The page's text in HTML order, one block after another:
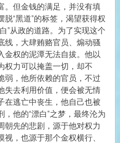
。但金钱的满足，并没有填
“黑道”的标签，渴望获得权
”从政的道路。为了实现这个
线，大肆贿赂官员、煽动骚
金权的泥潭无法自拔。他以
权力可以掩盖一切，却不
弱，他所依赖的官员，不过
失去利用价值，便会被无情
在逃亡中丧生，他自己也被
他的“漂白”之梦，最终沦为
朝先的悲剧，源于他对权力
，也源于那个金权横行、